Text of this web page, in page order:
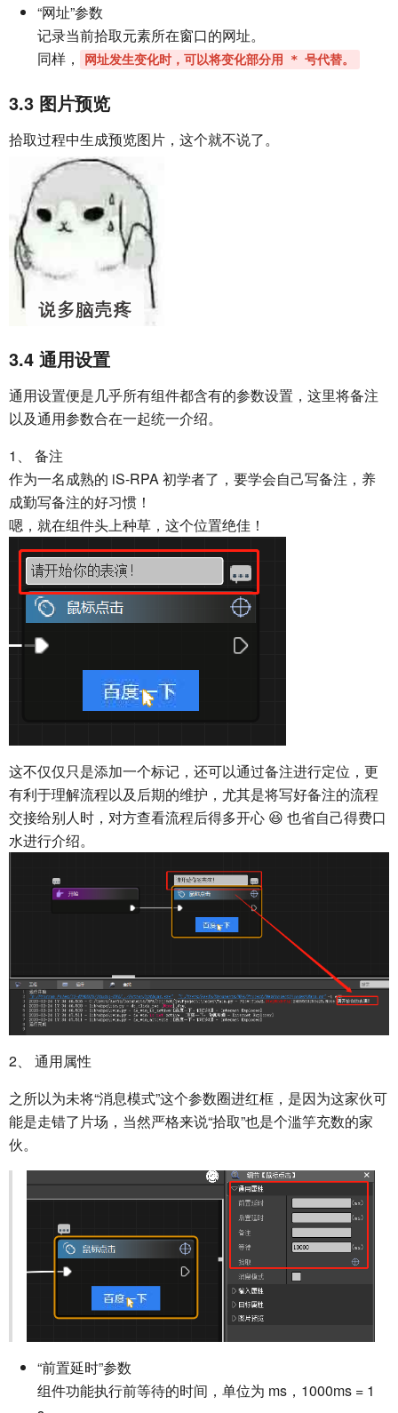
“网址”参数
记录当前拾取元素所在窗口的网址。
同样，
网址发生变化时，可以将变化部分用 * 号代替。
3.3 图片预览
拾取过程中生成预览图片，这个就不说了。
3.4 通用设置
通用设置便是几乎所有组件都含有的参数设置，这里将备注
以及通用参数合在一起统一介绍。
1、 备注
作为一名成熟的 iS-RPA 初学者了，要学会自己写备注，养
成勤写备注的好习惯！
嗯，就在组件头上种草，这个位置绝佳！
这不仅仅只是添加一个标记，还可以通过备注进行定位，更
有利于理解流程以及后期的维护，尤其是将写好备注的流程
交接给别人时，对方查看流程后得多开心 😆 也省自己得费口
水进行介绍。
2、 通用属性
之所以为未将“消息模式”这个参数圈进红框，是因为这家伙可
能是走错了片场，当然严格来说“拾取”也是个滥竽充数的家
伙。
“前置延时”参数
组件功能执行前等待的时间，单位为 ms，1000ms = 1